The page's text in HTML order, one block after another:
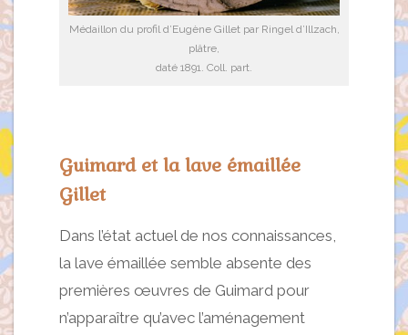
Médaillon du profil d’Eugène Gillet par Ringel d’Illzach,
plâtre,
daté 1891. Coll. part.
Guimard et la lave émaillée
Gillet
Dans l’état actuel de nos connaissances,
la lave émaillée semble absente des
premières œuvres de Guimard pour
n’apparaître qu’avec l’aménagement